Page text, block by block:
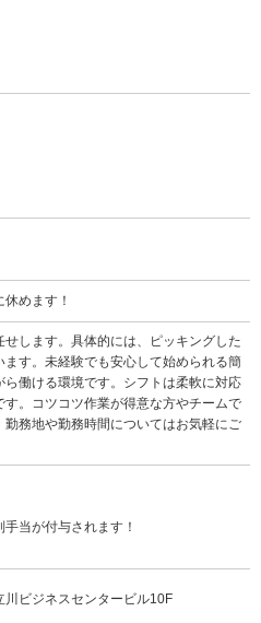
めます！
します。具体的には、ピッキングした
す。未経験でも安心して始められる簡
働ける環境です。シフトは柔軟に対応
す。コツコツ作業が得意な方やチームで
務地や勤務時間についてはお気軽にご
当が付与されます！
ビジネスセンタービル10F